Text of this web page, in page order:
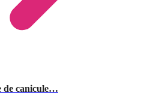
de canicule…